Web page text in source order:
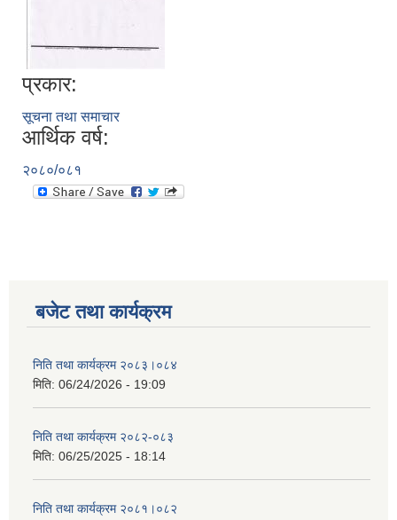
प्रकार:
सूचना तथा समाचार
आर्थिक वर्ष:
२०८०/०८१
बजेट तथा कार्यक्रम
निति तथा कार्यक्रम २०८३।०८४
मिति: 06/24/2026 - 19:09
निति तथा कार्यक्रम २०८२-०८३
मिति: 06/25/2025 - 18:14
निति तथा कार्यक्रम २०८१।०८२